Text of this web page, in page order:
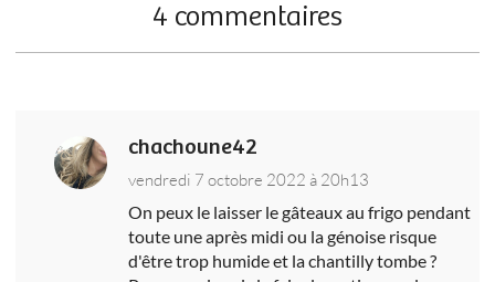
4 commentaires
chachoune42
vendredi 7 octobre 2022 à 20h13
On peux le laisser le gâteaux au frigo pendant
toute une après midi ou la génoise risque
d'être trop humide et la chantilly tombe ?